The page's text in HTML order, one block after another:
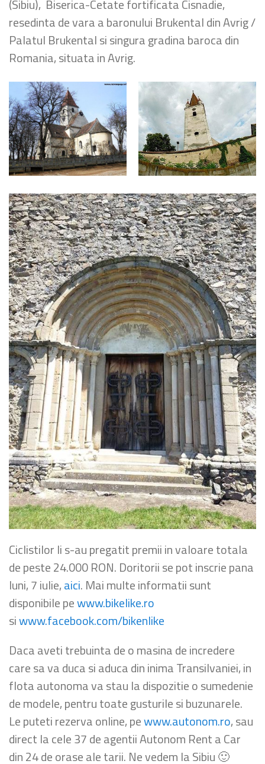
(Sibiu), Biserica-Cetate fortificata Cisnadie,
resedinta de vara a baronului Brukental din Avrig /
Palatul Brukental si singura gradina baroca din
Romania, situata in Avrig.
Ciclistilor li s-au pregatit premii in valoare totala
de peste 24.000 RON. Doritorii se pot inscrie pana
luni, 7 iulie,aici. Mai multe informatii sunt
disponibile pewww.bikelike.ro
siwww.facebook.com/bikenlike
Daca aveti trebuinta de o masina de incredere
care sa va duca si aduca din inima Transilvaniei, in
flota autonoma va stau la dispozitie o sumedenie
de modele, pentru toate gusturile si buzunarele.
Le puteti rezerva online, pewww.autonom.ro, sau
direct la cele 37 de agentii Autonom Rent a Car
din 24 de orase ale tarii. Ne vedem la Sibiu 🙂